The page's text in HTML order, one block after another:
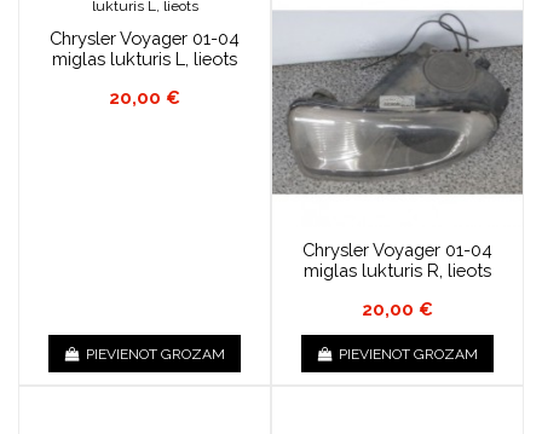
Chrysler Voyager 01-04
miglas lukturis L, lieots
20,00 €
PIEVIENOT GROZAM
Chrysler Voyager 01-04
miglas lukturis R, lieots
20,00 €
PIEVIENOT GROZAM